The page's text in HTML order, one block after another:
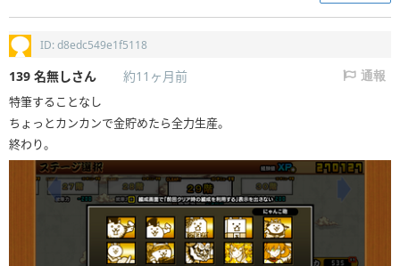
ID: d8edc549e1f5118
139 名無しさん 約11ヶ月前 通報
特筆することなし
ちょっとカンカンで金貯めたら全力生産。
終わり。